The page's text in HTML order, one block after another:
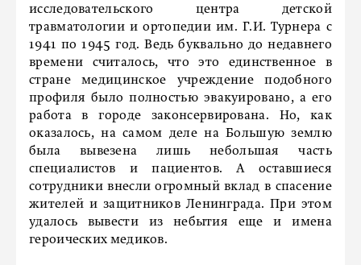
исследовательского центра детской
травматологии и ортопедии им. Г.И. Турнера с
1941 по 1945 год. Ведь буквально до недавнего
времени считалось, что это единственное в
стране медицинское учреждение подобного
профиля было полностью эвакуировано, а его
работа в городе законсервирована. Но, как
оказалось, на самом деле на Большую землю
была вывезена лишь небольшая часть
специалистов и пациентов. А оставшиеся
сотрудники внесли огромный вклад в спасение
жителей и защитников Ленинграда. При этом
удалось вывести из небытия еще и имена
героических медиков.